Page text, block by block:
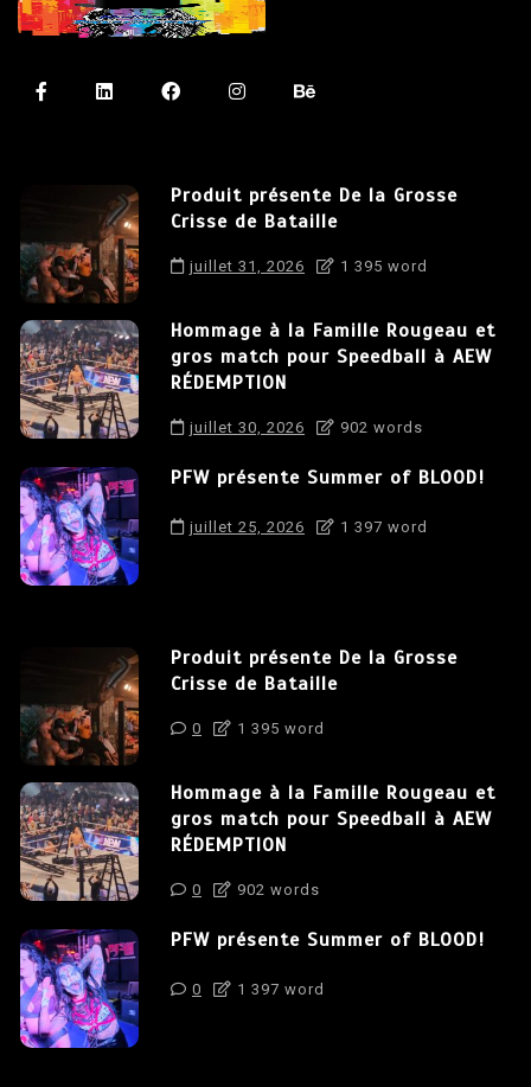
Produit présente De la Grosse
Crisse de Bataille
juillet 31, 2026 1 395 word
Hommage à la Famille Rougeau et
gros match pour Speedball à AEW
RÉDEMPTION
juillet 30, 2026 902 words
PFW présente Summer of BLOOD!
juillet 25, 2026 1 397 word
Produit présente De la Grosse
Crisse de Bataille
0 1 395 word
Hommage à la Famille Rougeau et
gros match pour Speedball à AEW
RÉDEMPTION
0 902 words
PFW présente Summer of BLOOD!
0 1 397 word